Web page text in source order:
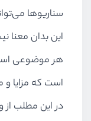
سناریوها
این بدان معنا
هر موضوعی
است که مزایا و
در این مطلب از